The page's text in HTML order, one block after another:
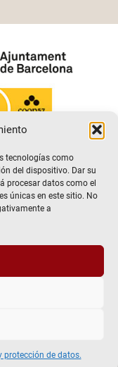
tecnologías como
del dispositivo. Dar su
procesar datos como el
únicas en este sitio. No
a
protección de datos.